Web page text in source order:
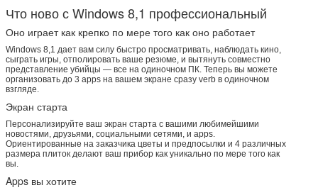
Что ново с Windows 8,1 профессиональный
Оно играет как крепко по мере того как оно работает
Windows 8,1 дает вам силу быстро просматривать, наблюдать кино,
сыграть игры, отполировать ваше резюме, и вытянуть совместно
представление убийцы — все на одиночном ПК. Теперь вы можете
организовать до 3 apps на вашем экране сразу verb в одиночном
взгляде.
Экран старта
Персонализируйте ваш экран старта с вашими любимейшими
новостями, друзьями, социальными сетями, и apps.
Ориентированные на заказчика цветы и предпосылки и 4 различных
размера плиток делают ваш прибор как уникально по мере того как
вы.
Apps вы хотите